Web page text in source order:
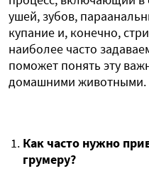
ушей, зубов,
купание и, конечно,
наиболее часто
поможет понять эту
домашними животными.
Как часто нужно
грумеру?